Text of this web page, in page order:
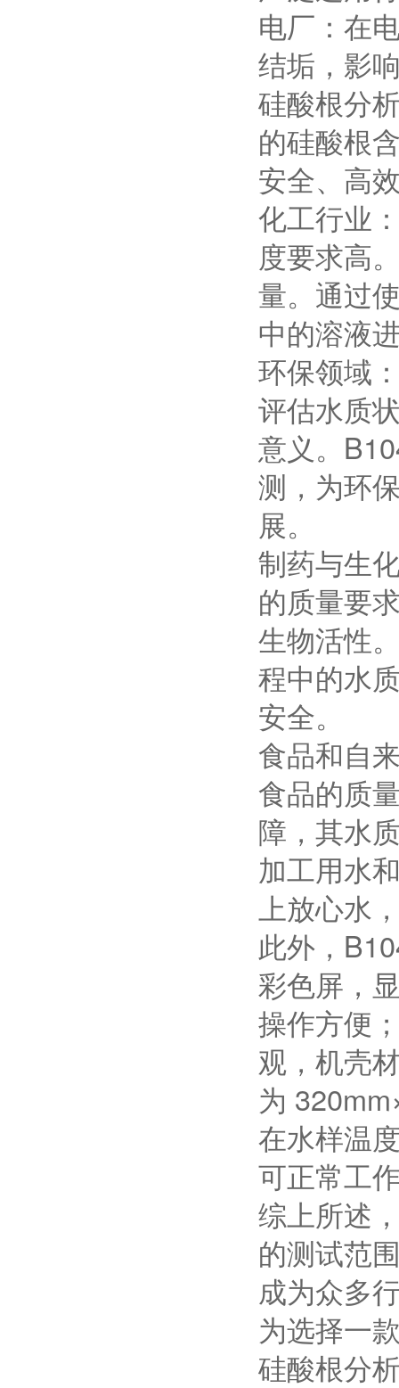
电厂：在
结垢，影
硅酸根分
的硅酸根
安全、高
化工行业
度要求高
量。通过
中的溶液
环保领域
评估水质
意义。
测，为环
展。
制药与生
的质量要
生物活性
程中的水
安全。
食品和自
食品的质
障，其水
加工用水
上放心水
此外，
彩色屏，
操作方便
观，机壳
为
在水样温
可正常工
综上所述
的测试范
成为众多
为选择一
硅酸根分